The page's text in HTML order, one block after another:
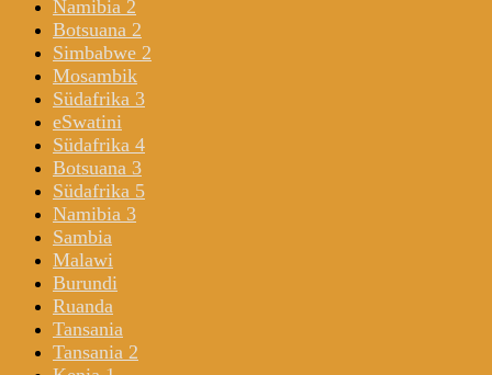
Namibia 2
Botsuana 2
Simbabwe 2
Mosambik
Südafrika 3
eSwatini
Südafrika 4
Botsuana 3
Südafrika 5
Namibia 3
Sambia
Malawi
Burundi
Ruanda
Tansania
Tansania 2